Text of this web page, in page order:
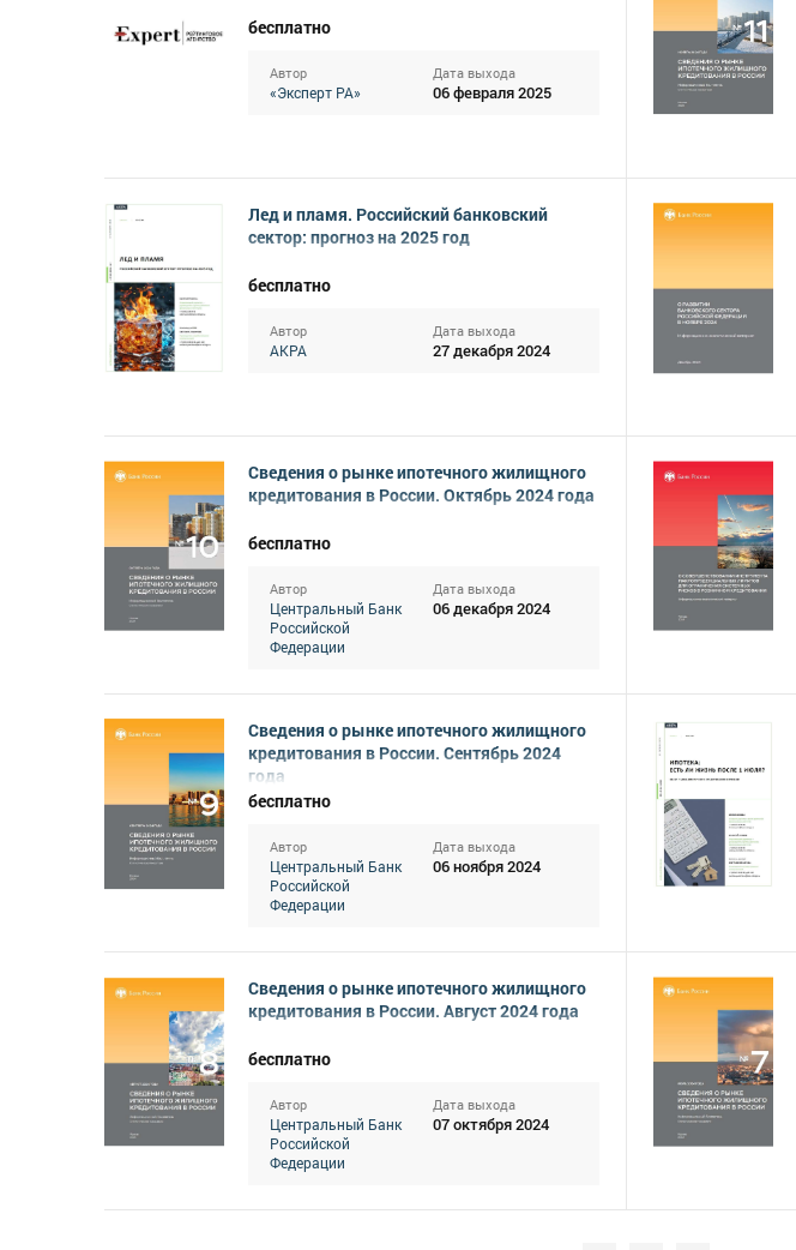
бесплатно
Автор
«Эксперт РА»
Дата выхода
06 февраля 2025
Лед и пламя. Российский банковский
сектор: прогноз на 2025 год
бесплатно
Автор
АКРА
Дата выхода
27 декабря 2024
Сведения о рынке ипотечного жилищного
кредитования в России. Октябрь 2024 года
бесплатно
Автор
Центральный Банк
Российской
Федерации
Дата выхода
06 декабря 2024
Сведения о рынке ипотечного жилищного
кредитования в России. Сентябрь 2024
года
бесплатно
Автор
Центральный Банк
Российской
Федерации
Дата выхода
06 ноября 2024
Сведения о рынке ипотечного жилищного
кредитования в России. Август 2024 года
бесплатно
Автор
Центральный Банк
Российской
Федерации
Дата выхода
07 октября 2024